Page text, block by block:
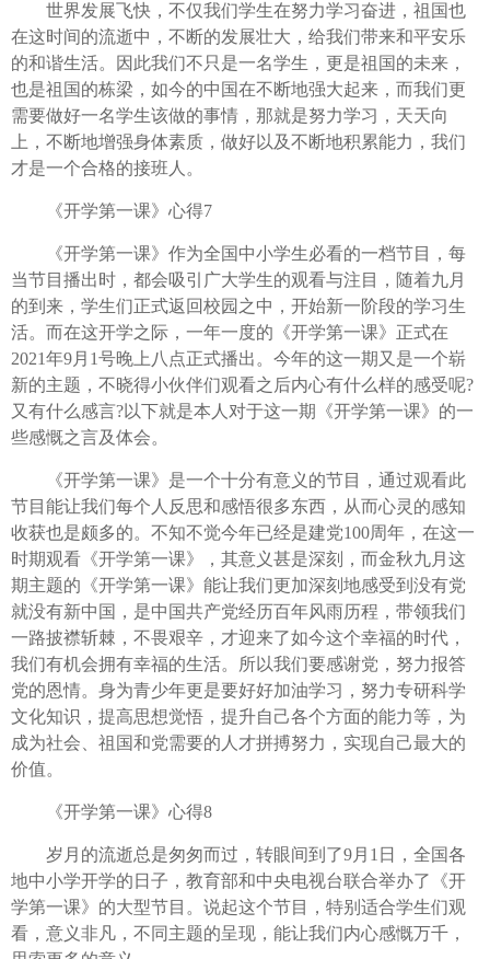
世界发展飞快，不仅我们学生在努力学习奋进，祖国也
在这时间的流逝中，不断的发展壮大，给我们带来和平安乐
的和谐生活。因此我们不只是一名学生，更是祖国的未来，
也是祖国的栋梁，如今的中国在不断地强大起来，而我们更
需要做好一名学生该做的事情，那就是努力学习，天天向
上，不断地增强身体素质，做好以及不断地积累能力，我们
才是一个合格的接班人。
《开学第一课》心得7
《开学第一课》作为全国中小学生必看的一档节目，每
当节目播出时，都会吸引广大学生的观看与注目，随着九月
的到来，学生们正式返回校园之中，开始新一阶段的学习生
活。而在这开学之际，一年一度的《开学第一课》正式在
2021年9月1号晚上八点正式播出。今年的这一期又是一个崭
新的主题，不晓得小伙伴们观看之后内心有什么样的感受呢?
又有什么感言?以下就是本人对于这一期《开学第一课》的一
些感慨之言及体会。
《开学第一课》是一个十分有意义的节目，通过观看此
节目能让我们每个人反思和感悟很多东西，从而心灵的感知
收获也是颇多的。不知不觉今年已经是建党100周年，在这一
时期观看《开学第一课》，其意义甚是深刻，而金秋九月这
期主题的《开学第一课》能让我们更加深刻地感受到没有党
就没有新中国，是中国共产党经历百年风雨历程，带领我们
一路披襟斩棘，不畏艰辛，才迎来了如今这个幸福的时代，
我们有机会拥有幸福的生活。所以我们要感谢党，努力报答
党的恩情。身为青少年更是要好好加油学习，努力专研科学
文化知识，提高思想觉悟，提升自己各个方面的能力等，为
成为社会、祖国和党需要的人才拼搏努力，实现自己最大的
价值。
《开学第一课》心得8
岁月的流逝总是匆匆而过，转眼间到了9月1日，全国各
地中小学开学的日子，教育部和中央电视台联合举办了《开
学第一课》的大型节目。说起这个节目，特别适合学生们观
看，意义非凡，不同主题的呈现，能让我们内心感慨万千，